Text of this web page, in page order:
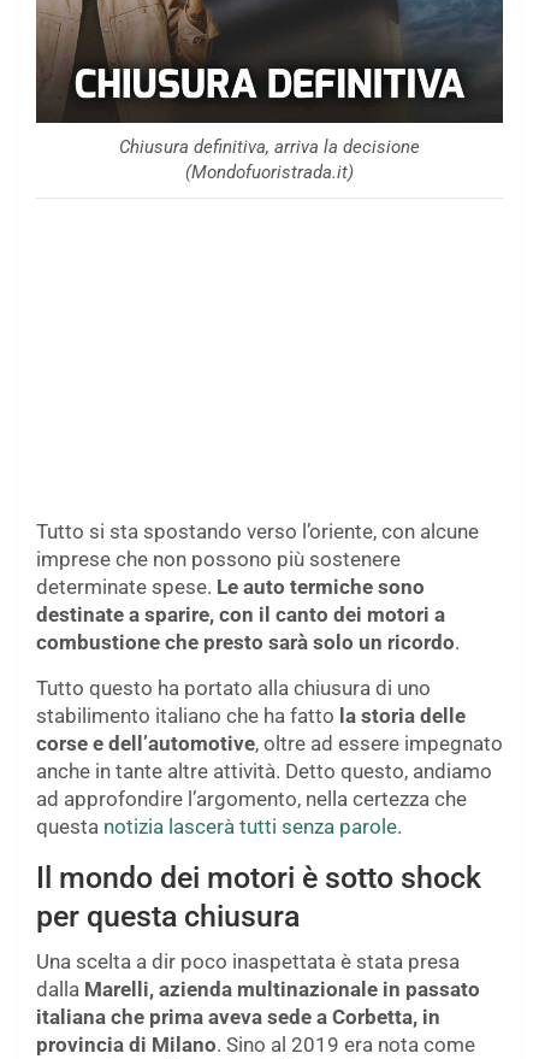
Chiusura definitiva, arriva la decisione
(Mondofuoristrada.it)
Tutto si sta spostando verso l’oriente, con alcune
imprese che non possono più sostenere
determinate spese. Le auto termiche sono
destinate a sparire, con il canto dei motori a
combustione che presto sarà solo un ricordo.
Tutto questo ha portato alla chiusura di uno
stabilimento italiano che ha fatto la storia delle
corse e dell’automotive, oltre ad essere impegnato
anche in tante altre attività. Detto questo, andiamo
ad approfondire l’argomento, nella certezza che
questa notizia lascerà tutti senza parole.
Il mondo dei motori è sotto shock
per questa chiusura
Una scelta a dir poco inaspettata è stata presa
dalla Marelli, azienda multinazionale in passato
italiana che prima aveva sede a Corbetta, in
provincia di Milano. Sino al 2019 era nota come